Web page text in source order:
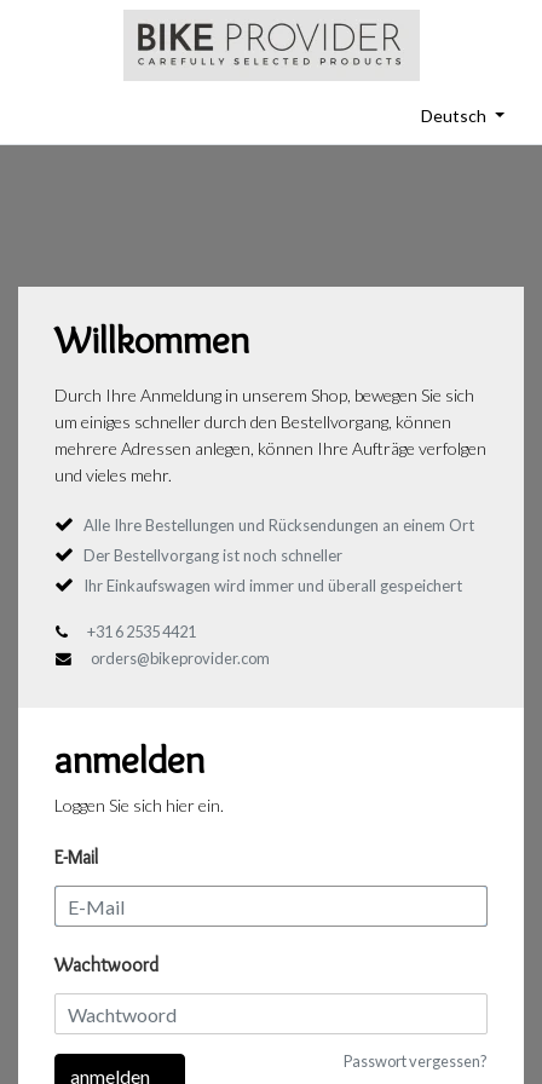
Deutsch
Willkommen
Durch Ihre Anmeldung in unserem Shop, bewegen Sie sich
um einiges schneller durch den Bestellvorgang, können
mehrere Adressen anlegen, können Ihre Aufträge verfolgen
und vieles mehr.
Alle Ihre Bestellungen und Rücksendungen an einem Ort
Der Bestellvorgang ist noch schneller
Ihr Einkaufswagen wird immer und überall gespeichert
+31 6 2535 4421
orders@bikeprovider.com
anmelden
Loggen Sie sich hier ein.
E-Mail
Wachtwoord
Passwort vergessen?
anmelden